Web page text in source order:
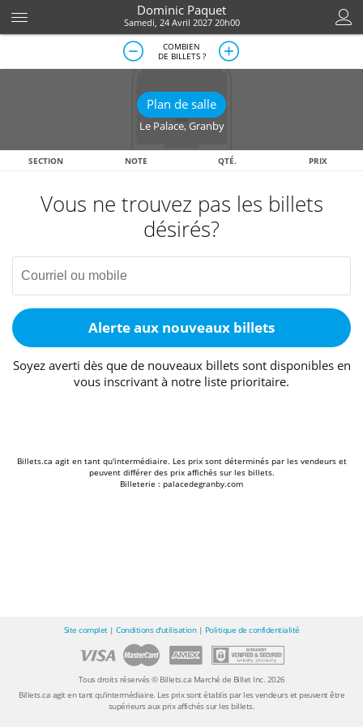
Dominic Paquet
Samedi, 24 Avril 2027 20h00
COMBIEN
DE BILLETS ?
Plan de salle
Le Palace,Granby
SECTION NOTE QTÉ. PRIX
Vous ne trouvez pas les billets
désirés?
Alerte aux nouveaux billets
Soyez averti dès que de nouveaux billets sont disponibles en
vous inscrivant à notre liste prioritaire.
Billets.ca agit en tant qu'intermédiaire. Les prix sont déterminés par les vendeurs et
peuvent différer des prix affichés sur les billets.
Billeterie : palacedegranby.com
Site complet| Conditions d'utilisation| Politique de confidentialité
Tous droits réservés © Billets.ca Marché de Billet Inc. 2026
Billets.ca agit en tant qu'intermédiaire. Les prix sont établis par les vendeurs et peuvent être
supérieurs aux prix affichés sur les billets.